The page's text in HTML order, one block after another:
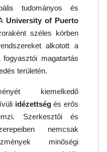
tudományos és
University of Puerto
széles körben
alkotott a
magatartás
területén.
kiemelkedő
idézettségés erős
Szerkesztői és
nemcsak
minőségi